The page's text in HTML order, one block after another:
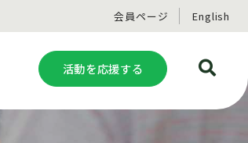
活動を応援する
会員ページ English